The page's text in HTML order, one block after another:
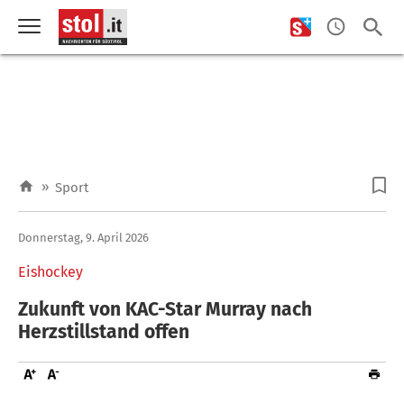
» Sport
Eishockey
Donnerstag, 9. April 2026
Zukunft von KAC-Star Murray nach
Herzstillstand offen